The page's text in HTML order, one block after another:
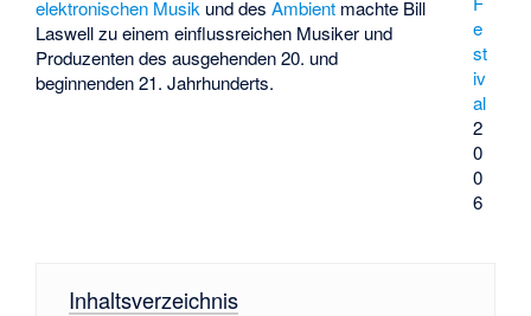
e
st
iv
al
2
0
0
6
elektronischen Musik und desAmbient machte Bill
Laswell zu einem einflussreichen Musiker und
Produzenten des ausgehenden 20. und
beginnenden 21. Jahrhunderts.
Inhaltsverzeichnis